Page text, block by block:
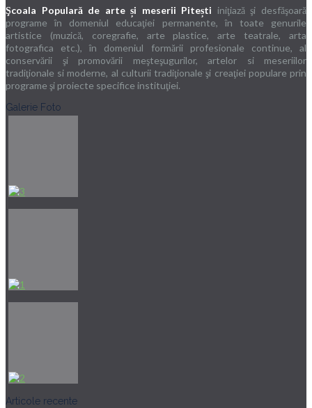
Şcoala Populară de arte și meserii Pitești iniţiază şi desfăşoară
programe în domeniul educaţiei permanente, în toate genurile
artistice (muzică, coregrafie, arte plastice, arte teatrale, arta
fotografica etc.), în domeniul formării profesionale continue, al
conservării şi promovării meşteşugurilor, artelor si meseriilor
tradiţionale si moderne, al culturii tradiţionale şi creaţiei populare prin
programe şi proiecte specifice instituţiei.
Galerie Foto
Articole recente